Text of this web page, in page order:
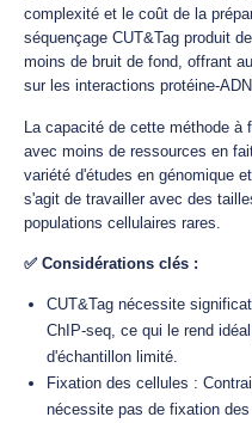
complexité et le coût de la
séquençage CUT&Tag produit
moins de bruit de fond, offrant
sur les interactions protéine-
La capacité de cette méthode à
avec moins de ressources en
variété d'études en génomique
s'agit de travailler avec des
populations cellulaires rares.
✅ Considérations clés :
CUT&Tag nécessite
ChIP-seq, ce qui le rend
d'échantillon limité.
Fixation des cellules :
nécessite pas de fixation